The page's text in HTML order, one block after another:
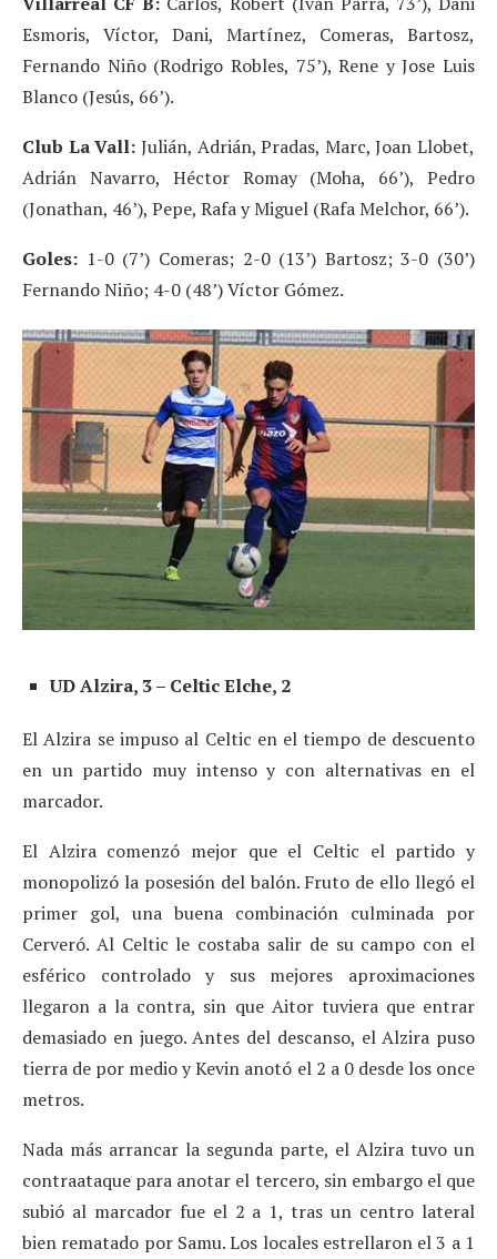
Esmoris, Víctor, Dani, Martínez, Comeras, Bartosz,
Fernando Niño (Rodrigo Robles, 75’), Rene y Jose Luis
Blanco (Jesús, 66’).
Club La Vall: Julián, Adrián, Pradas, Marc, Joan Llobet,
Adrián Navarro, Héctor Romay (Moha, 66’), Pedro
(Jonathan, 46’), Pepe, Rafa y Miguel (Rafa Melchor, 66’).
Goles: 1-0 (7’) Comeras; 2-0 (13’) Bartosz; 3-0 (30’)
Fernando Niño; 4-0 (48’) Víctor Gómez.
UD Alzira, 3 – Celtic Elche, 2
El Alzira se impuso al Celtic en el tiempo de descuento
en un partido muy intenso y con alternativas en el
marcador.
El Alzira comenzó mejor que el Celtic el partido y
monopolizó la posesión del balón. Fruto de ello llegó el
primer gol, una buena combinación culminada por
Cerveró. Al Celtic le costaba salir de su campo con el
esférico controlado y sus mejores aproximaciones
llegaron a la contra, sin que Aitor tuviera que entrar
demasiado en juego. Antes del descanso, el Alzira puso
tierra de por medio y Kevin anotó el 2 a 0 desde los once
metros.
Nada más arrancar la segunda parte, el Alzira tuvo un
contraataque para anotar el tercero, sin embargo el que
subió al marcador fue el 2 a 1, tras un centro lateral
bien rematado por Samu. Los locales estrellaron el 3 a 1